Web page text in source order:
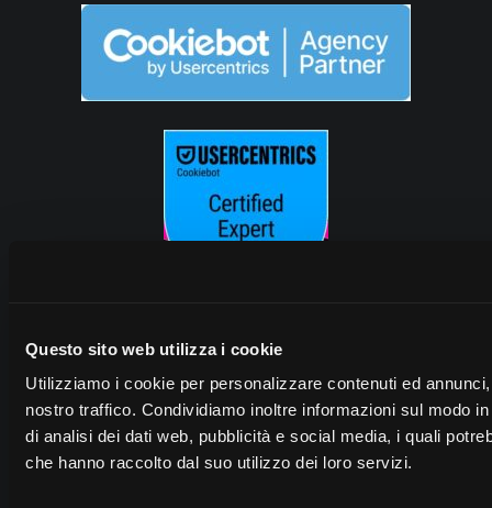
Questo sito web utilizza i cookie
Utilizziamo i cookie per personalizzare contenuti ed
nostro traffico. Condividiamo inoltre informazioni sul modo
di analisi dei dati web, pubblicità e social media, i quali
che hanno raccolto dal suo utilizzo dei loro servizi.